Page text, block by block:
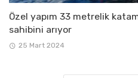
Özel yapım 33 metrelik
sahibini arıyor
25 Mart 2024